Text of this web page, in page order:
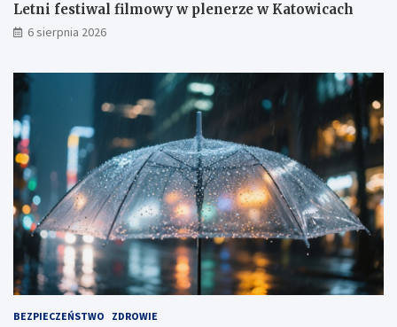
Letni festiwal filmowy w plenerze w Katowicach
6 sierpnia 2026
BEZPIECZEŃSTWO ZDROWIE